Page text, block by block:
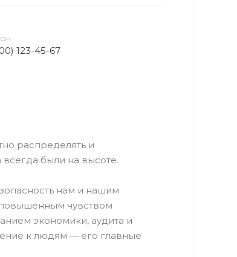
123-45-67
распределять и
всегда были на высоте.
нам и нашим
повышенным чувством
экономики, аудита и
к людям — его главные